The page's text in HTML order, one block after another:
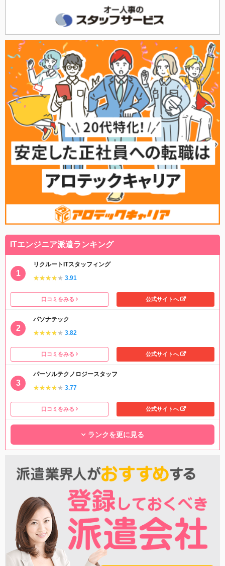
ITエンジニア派遣ランキング
リクルートITスタッフィング
★★★★★
★★★★★ 3.91
口コミをみる 公式サイトへ
パソナテック
★★★★★
★★★★★ 3.82
口コミをみる 公式サイトへ
パーソルテクノロジースタッフ
★★★★★
★★★★★ 3.77
口コミをみる 公式サイトへ
ランクを更に見る